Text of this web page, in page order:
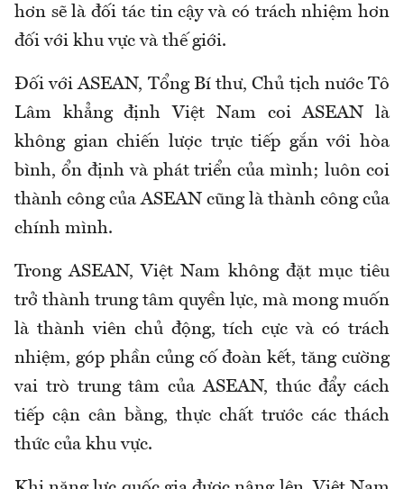
hơn sẽ là đối tác tin cậy và có trách nhiệm hơn
đối với khu vực và thế giới.
Đối với ASEAN, Tổng Bí thư, Chủ tịch nước Tô
Lâm khẳng định Việt Nam coi ASEAN là
không gian chiến lược trực tiếp gắn với hòa
bình, ổn định và phát triển của mình; luôn coi
thành công của ASEAN cũng là thành công của
chính mình.
Trong ASEAN, Việt Nam không đặt mục tiêu
trở thành trung tâm quyền lực, mà mong muốn
là thành viên chủ động, tích cực và có trách
nhiệm, góp phần củng cố đoàn kết, tăng cường
vai trò trung tâm của ASEAN, thúc đẩy cách
tiếp cận cân bằng, thực chất trước các thách
thức của khu vực.